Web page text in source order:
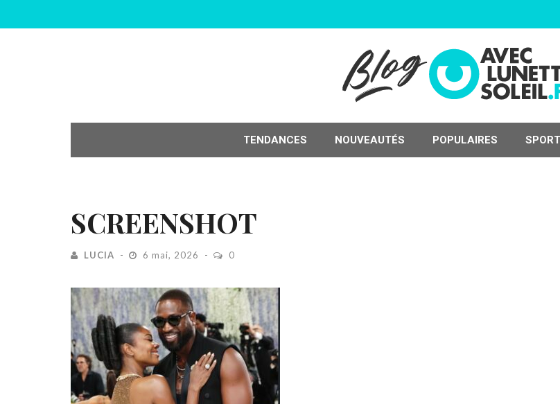
TENDANCES NOUVEAUTÉS POPULAIRES SPORT
SCREENSHOT
LUCIA 6 mai, 2026 0